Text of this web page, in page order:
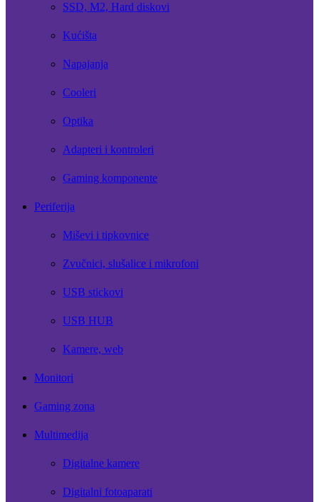
SSD, M2, Hard diskovi
Kućišta
Napajanja
Cooleri
Optika
Adapteri i kontroleri
Gaming komponente
Periferija
Miševi i tipkovnice
Zvučnici, slušalice i mikrofoni
USB stickovi
USB HUB
Kamere, web
Monitori
Gaming zona
Multimedija
Digitalne kamere
Digitalni fotoaparati